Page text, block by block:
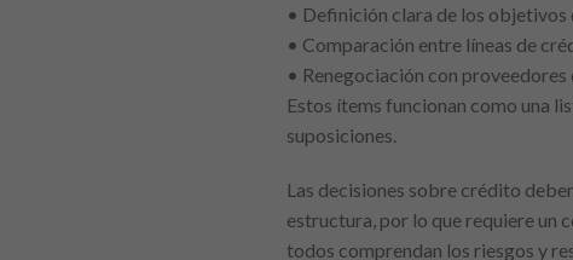
• Definición clara de los objetivos
• Comparación entre líneas de
• Renegociación con
Estos ítems funcionan como una
suposiciones.
Las decisiones sobre crédito
estructura, por lo que requiere un
todos comprendan los riesgos y